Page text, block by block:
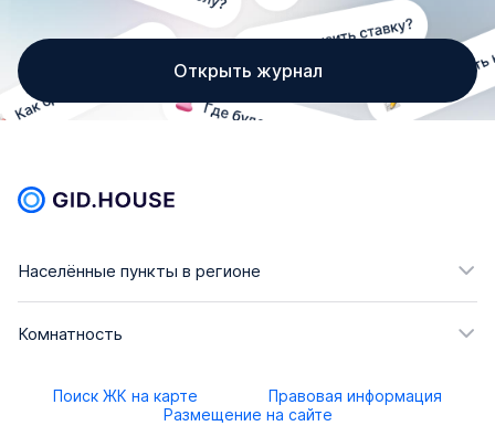
Открыть журнал
Населённые пункты в регионе
Комнатность
Поиск ЖК на карте
Правовая информация
Размещение на сайте